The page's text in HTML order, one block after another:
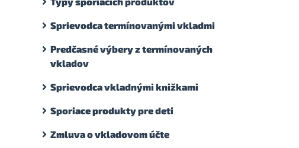
Sprievodca termínovanými vkladmi
Predčasné výbery z termínovaných
vkladov
Sprievodca vkladnými knižkami
Sporiace produkty pre deti
Zmluva o vkladovom účte